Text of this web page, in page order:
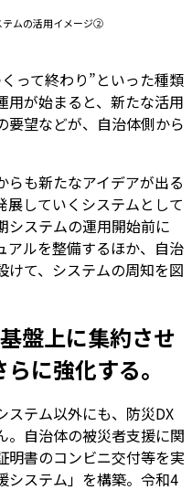
ムの活用イメージ②
って終わり”といった種類
用が始まると、新たな活用
要望などが、自治体側から
らも新たなアイデアが出る
展していくシステムとして
システムの運用開始前に
アルを整備するほか、自治
けて、システムの周知を図
盤上に集約させ
に強化する。
ステム以外にも、防災DX
。自治体の被災者支援に関
明書のコンビニ交付等を実
システム」を構築。令和4